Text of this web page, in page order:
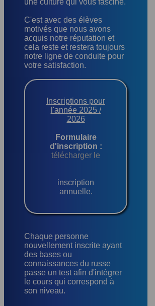
une culture qui vous fascine.
C'est avec des élèves
motivés que nous avons
acquis notre réputation et
cela reste et restera toujours
notre ligne de conduite pour
votre satisfaction.
Inscriptions pour
l'année 2025 /
2026
Formulaire
d'inscription :
télécharger le
inscription
annuelle.
Chaque personne
nouvellement inscrite ayant
des bases ou
connaissances du russe
passe un test afin d'intégrer
le cours qui correspond à
son niveau.